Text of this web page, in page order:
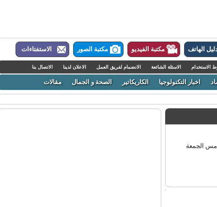
الهاتف مكتبة الفيديو مكتبة الصور الاستفتاءات
الاسئلة الشائعة الانضمام لفريق العمل الاعلان لدينا الاتصال بنا
اخبار التكنولوجيا الكاريكاتير الصحة و الجمال مقالات
الجمعة